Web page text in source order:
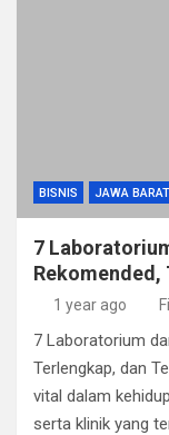
BISNIS JAWA BARAT
7
Rekomended,
1 year ago
7 Laboratorium
Terlengkap, dan
vital dalam
serta klinik yang